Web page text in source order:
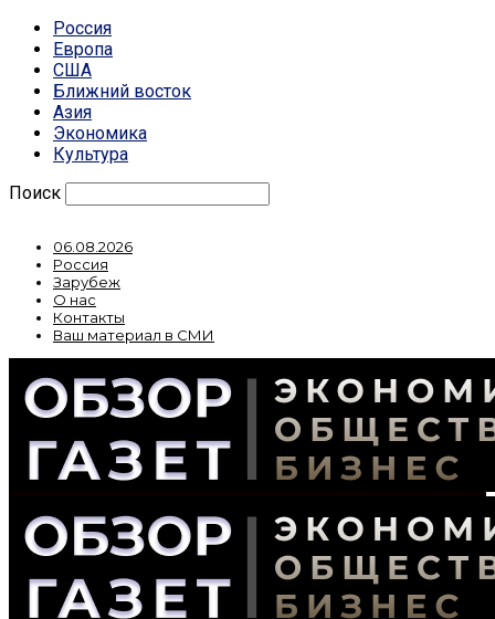
Россия
Европа
США
Ближний восток
Азия
Экономика
Культура
Поиск
06.08.2026
Россия
Зарубеж
О нас
Контакты
Ваш материал в СМИ